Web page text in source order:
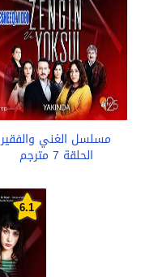
مسلسل الغني والفقير
الحلقة 7 مترجم
6.1